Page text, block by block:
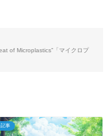
of Microplastics”「マイクロプ
事